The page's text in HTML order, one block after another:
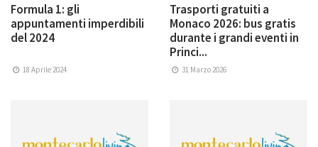
Formula 1: gli
appuntamenti imperdibili
del 2024
18 Aprile 2024
Trasporti gratuiti a
Monaco 2026: bus gratis
durante i grandi eventi in
Princi...
31 Marzo 2026